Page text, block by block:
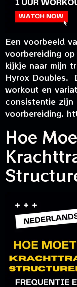
Een voorbeeld
voorbereiding
kijkje naar mijn
Hyrox Doubles.
workout en
consistentie zijn
voorbereiding.
Hoe